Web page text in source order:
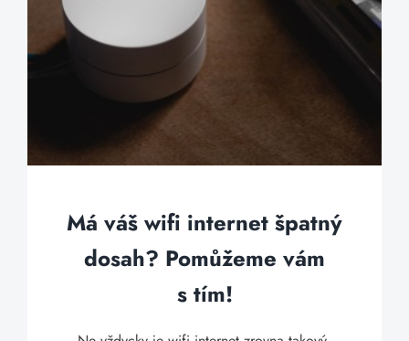
Má váš wifi internet špatný
dosah? Pomůžeme vám
s tím!